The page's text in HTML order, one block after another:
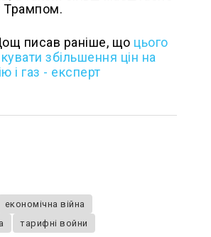
Трампом.
писав раніше, що цього
збільшення цін на
і газ - експерт
економічна війна
тарифні войни